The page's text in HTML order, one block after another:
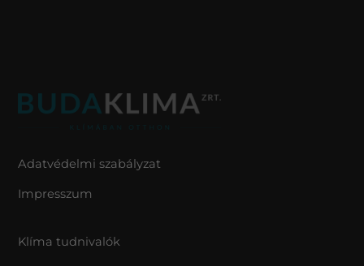
Adatvédelmi szabályzat
Impresszum
Klíma tudnivalók